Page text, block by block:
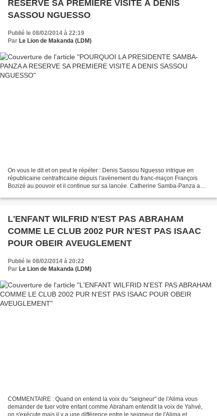
RESERVE SA PREMIERE VISITE A DENIS
SASSOU NGUESSO
Publié le 08/02/2014 à 22:19
Par Le Lion de Makanda (LDM)
On vous le dit et on peut le répéter : Denis Sassou Nguesso intrigue en
républicaine centrafricaine depuis l'avènement du franc-maçon François
Bozizé au pouvoir et il continue sur sa lancée. Catherine Samba-Panza a
L'ENFANT WILFRID N'EST PAS ABRAHAM
COMME LE CLUB 2002 PUR N'EST PAS ISAAC
POUR OBEIR AVEUGLEMENT
Publié le 08/02/2014 à 20:22
Par Le Lion de Makanda (LDM)
COMMENTAIRE : Quand on entend la voix du "seigneur" de l'Alima vous
demander de tuer votre enfant comme Abraham entendit la voix de Yahvé,
on s'exécute mais il y a une différence entre le seigneur de l'Alima et